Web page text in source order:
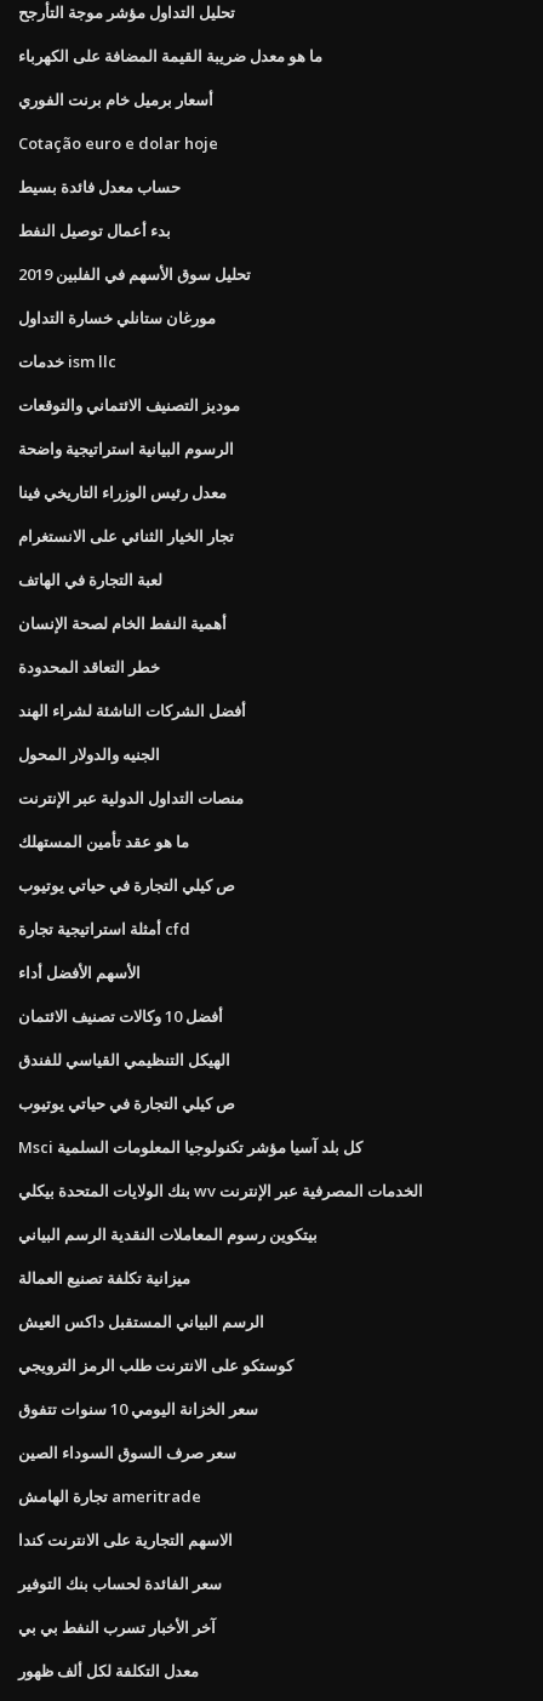
تحليل التداول مؤشر موجة التأرجح
ما هو معدل ضريبة القيمة المضافة على الكهرباء
أسعار برميل خام برنت الفوري
Cotação euro e dolar hoje
حساب معدل فائدة بسيط
بدء أعمال توصيل النفط
تحليل سوق الأسهم في الفلبين 2019
مورغان ستانلي خسارة التداول
خدمات ism llc
موديز التصنيف الائتماني والتوقعات
الرسوم البيانية استراتيجية واضحة
معدل رئيس الوزراء التاريخي فينا
تجار الخيار الثنائي على الانستغرام
لعبة التجارة في الهاتف
أهمية النفط الخام لصحة الإنسان
خطر التعاقد المحدودة
أفضل الشركات الناشئة لشراء الهند
الجنيه والدولار المحول
منصات التداول الدولية عبر الإنترنت
ما هو عقد تأمين المستهلك
ص كيلي التجارة في حياتي يوتيوب
أمثلة استراتيجية تجارة cfd
الأسهم الأفضل أداء
أفضل 10 وكالات تصنيف الائتمان
الهيكل التنظيمي القياسي للفندق
ص كيلي التجارة في حياتي يوتيوب
Msci كل بلد آسيا مؤشر تكنولوجيا المعلومات السلمية
بنك الولايات المتحدة بيكلي wv الخدمات المصرفية عبر الإنترنت
بيتكوين رسوم المعاملات النقدية الرسم البياني
ميزانية تكلفة تصنيع العمالة
الرسم البياني المستقبل داكس العيش
كوستكو على الانترنت طلب الرمز الترويجي
سعر الخزانة اليومي 10 سنوات تتفوق
سعر صرف السوق السوداء الصين
تجارة الهامش ameritrade
الاسهم التجارية على الانترنت كندا
سعر الفائدة لحساب بنك التوفير
آخر الأخبار تسرب النفط بي بي
معدل التكلفة لكل ألف ظهور